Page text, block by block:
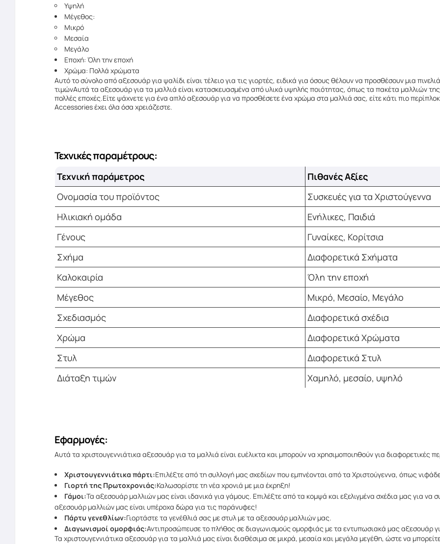
Υψηλή
Μέγεθος:
Μικρό
Μεσαία
Μεγάλο
Εποχή: Όλη την εποχή
Χρώμα: Πολλά χρώματα
Αυτό το σύνολο από αξεσουάρ για ψαλίδι είναι τέλειο για τις γιορτές, ειδικά για όσους θέλουν να προσθέσουν μια
τιμώνΑυτά τα αξεσουάρ για τα μαλλιά είναι κατασκευασμένα από υλικά υψηλής ποιότητας, όπως τα πακέτα μαλλιών
πολλές εποχές.Είτε ψάχνετε για ένα απλό αξεσουάρ για να προσθέσετε ένα χρώμα στα μαλλιά σας, είτε κάτι πιο
Accessories έχει όλα όσα χρειάζεστε.
Τεχνικές παραμέτρους:
Τεχνική παράμετρος
Πιθανές Αξίες
Ονομασία του προϊόντος
Συσκευές για τα Χριστούγεννα
Ηλικιακή ομάδα
Ενήλικες, Παιδιά
Γένους
Γυναίκες, Κορίτσια
Σχήμα
Διαφορετικά Σχήματα
Καλοκαιρία
Όλη την εποχή
Μέγεθος
Μικρό, Μεσαίο, Μεγάλο
Σχεδιασμός
Διαφορετικά σχέδια
Χρώμα
Διαφορετικά Χρώματα
Στυλ
Διαφορετικά Στυλ
Διάταξη τιμών
Χαμηλό, μεσαίο, υψηλό
Εφαρμογές:
Αυτά τα χριστουγεννιάτικα αξεσουάρ για τα μαλλιά είναι ευέλικτα και μπορούν να χρησιμοποιηθούν για διαφορετικές
Χριστουγεννιάτικα πάρτι:Επιλέξτε από τη συλλογή μας σχεδίων που εμπνέονται από τα Χριστούγεννα, όπως
Γιορτή της Πρωτοχρονιάς:Καλωσορίστε τη νέα χρονιά με μια έκρηξη!
Γάμοι:Τα αξεσουάρ μαλλιών μας είναι ιδανικά για γάμους. Επιλέξτε από τα κομψά και εξελιγμένα σχέδια μας για να
αξεσουάρ μαλλιών μας είναι υπέροχα δώρα για τις παράνυφες!
Πάρτυ γενεθλίων:Γιορτάστε τα γενέθλιά σας με στυλ με τα αξεσουάρ μαλλιών μας.
Διαγωνισμοί ομορφιάς:Αντιπροσώπευσε το πλήθος σε διαγωνισμούς ομορφιάς με τα εντυπωσιακά μας αξεσουάρ
Τα χριστουγεννιάτικα αξεσουάρ για τα μαλλιά μας είναι διαθέσιμα σε μικρά, μεσαία και μεγάλα μεγέθη, ώστε να